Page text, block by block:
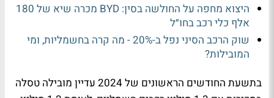
היצוא מחפה על החולשה בסין: BYD מכרה שיא של 180
אלף כלי רכב בחו״ל
שוק הרכב הסיני נפל ב-20% - מה קרה בחשמליות, ומי
המובילות?
בתשעת החודשים הראשונים של 2024 עדיין מובילה טסלה